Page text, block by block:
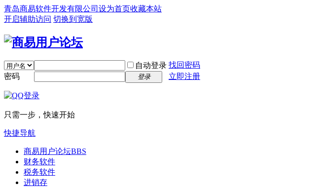
青岛商易软件开发有限公司 设为首页收藏本站
开启辅助访问 切换到宽版
自动登录 找回密码
密码
登录 立即注册
只需一步，快速开始
快捷导航
商易用户论坛BBS
财务软件
税务软件
进销存